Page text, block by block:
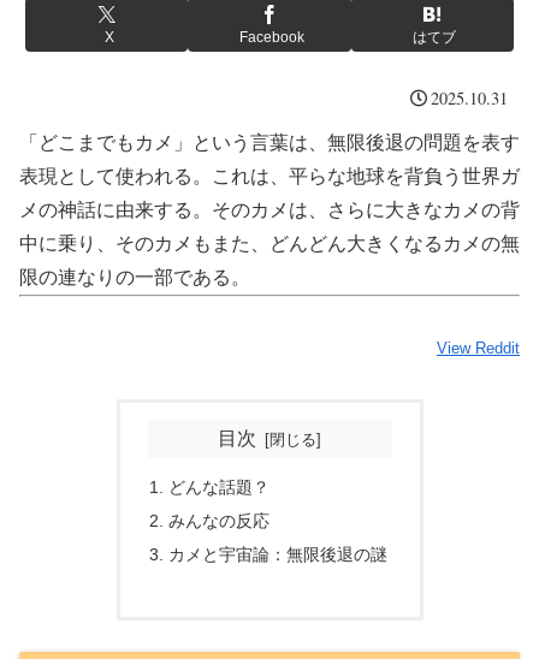
X Facebook はてブ
2025.10.31
「どこまでもカメ」という言葉は、無限後退の問題を表す
表現として使われる。これは、平らな地球を背負う世界ガ
メの神話に由来する。そのカメは、さらに大きなカメの背
中に乗り、そのカメもまた、どんどん大きくなるカメの無
限の連なりの一部である。
View Reddit
目次
どんな話題？
みんなの反応
カメと宇宙論：無限後退の謎